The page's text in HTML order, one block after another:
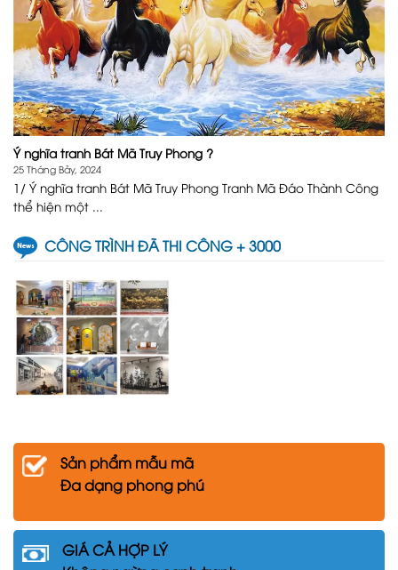
Ý nghĩa tranh Bát Mã Truy Phong ?
25 Tháng Bảy, 2024
1/ Ý nghĩa tranh Bát Mã Truy Phong Tranh Mã Đáo Thành Công
thể hiện một ...
CÔNG TRÌNH ĐÃ THI CÔNG + 3000
Sản phẩm mẫu mã
Đa dạng phong phú
GIÁ CẢ HỢP LÝ